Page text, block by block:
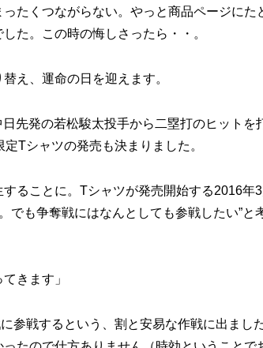
たくつながらない。やっと商品ページにた
た。この時の悔しさったら・・。
え、運命の日を迎えます。
先発の若松駿太投手から二塁打のヒットを
Tシャツの発売も決まりました。
ることに。Tシャツが発売開始する2016年3
も争奪戦にはなんとしても参戦したい”と
きます」
参戦するという、割と安易な作戦に出まし